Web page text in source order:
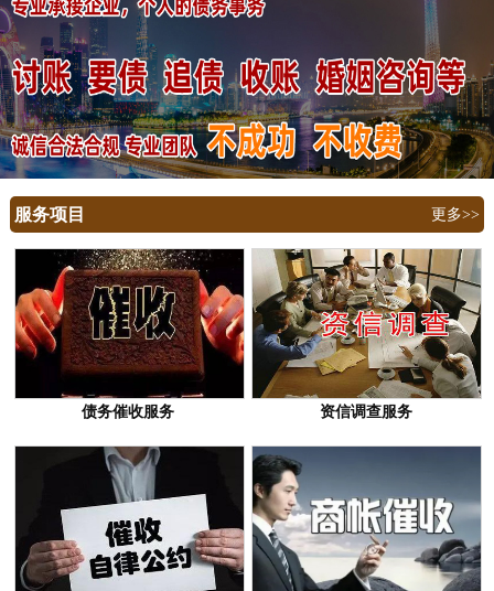
服务项目 更多>>
债务催收服务 资信调查服务